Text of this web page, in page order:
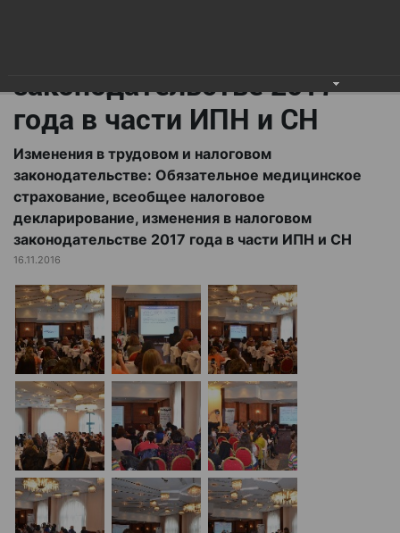
законодательстве 2017
года в части ИПН и СН
Изменения в трудовом и налоговом
законодательстве: Обязательное медицинское
страхование, всеобщее налоговое
декларирование, изменения в налоговом
законодательстве 2017 года в части ИПН и СН
16.11.2016